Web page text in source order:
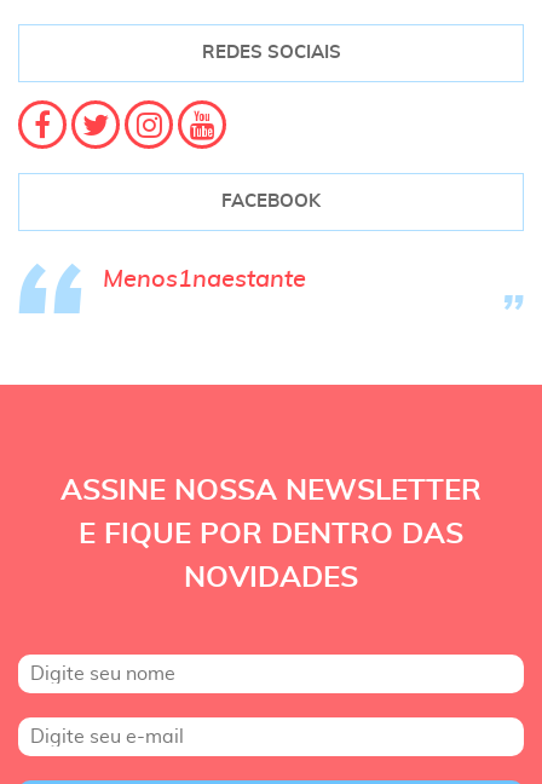
REDES SOCIAIS
FACEBOOK
Menos1naestante
ASSINE NOSSA NEWSLETTER
E FIQUE POR DENTRO DAS
NOVIDADES